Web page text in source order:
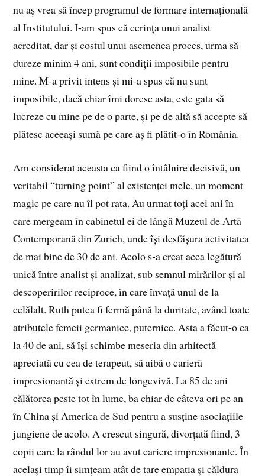
nu aș vrea să încep programul de formare internațională
al Institutului. I-am spus că cerința unui analist
acreditat, dar și costul unui asemenea proces, urma să
dureze minim 4 ani, sunt condiții imposibile pentru
mine. M-a privit intens și mi-a spus că nu sunt
imposibile, dacă chiar îmi doresc asta, este gata să
lucreze cu mine pe de o parte, și pe de altă să accepte să
plătesc aceeași sumă pe care aș fi plătit-o în România.
Am considerat aceasta ca fiind o întâlnire decisivă, un
veritabil “turning point” al existenței mele, un moment
magic pe care nu îl pot rata. Au urmat toți acei ani în
care mergeam în cabinetul ei de lângă Muzeul de Artă
Contemporană din Zurich, unde își desfășura activitatea
de mai bine de 30 de ani. Acolo s-a creat acea legătură
unică între analist și analizat, sub semnul mirărilor și al
descoperirilor reciproce, în care învață unul de la
celălalt. Ruth putea fi fermă până la duritate, având toate
atributele femeii germanice, puternice. Asta a făcut-o ca
la 40 de ani, să își schimbe meseria din arhitectă
apreciată cu cea de terapeut, să aibă o carieră
impresionantă și extrem de longevivă. La 85 de ani
călătorea peste tot în lume, ba chiar de câteva ori pe an
în China și America de Sud pentru a susține asociațiile
jungiene de acolo. A crescut singură, divorțată fiind, 3
copii care la rândul lor au avut cariere impresionante. În
același timp îi simțeam atât de tare empatia și căldura